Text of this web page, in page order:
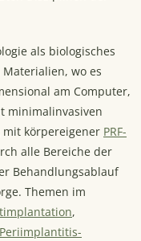
als biologisches
wo es
am Computer,
minimalinvasiven
körpereigener PRF-
alle Bereiche der
Behandlungsablauf
Themen im
,
Periimplantitis-